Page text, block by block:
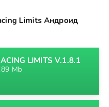
Limits Андроид
LIMITS V.1.8.1
Mb